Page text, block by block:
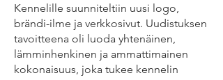
Kennelille suunniteltiin uusi logo,
brändi-ilme ja verkkosivut. Uudistuksen
tavoitteena oli luoda yhtenäinen,
lämminhenkinen ja ammattimainen
kokonaisuus, joka tukee kennelin